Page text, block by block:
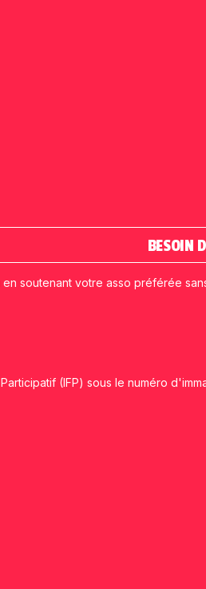
BESOIN
soutenant votre asso préférée
(IFP) sous le numéro